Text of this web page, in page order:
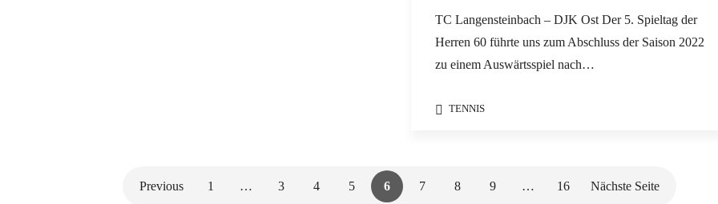
TC Langensteinbach – DJK Ost Der 5. Spieltag der
Herren 60 führte uns zum Abschluss der Saison 2022
zu einem Auswärtsspiel nach…
TENNIS
Previous 1 … 3 4 5 6 7 8 9 … 16 Nächste Seite